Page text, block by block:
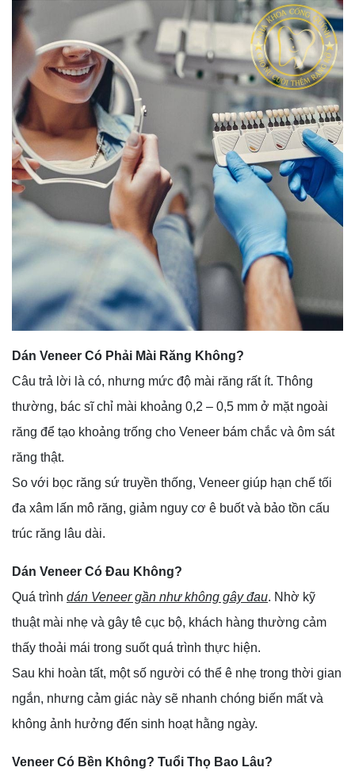
Dán Veneer Có Phải Mài Răng Không?
Câu trả lời là có, nhưng mức độ mài răng rất ít. Thông
thường, bác sĩ chỉ mài khoảng 0,2 – 0,5 mm ở mặt ngoài
răng để tạo khoảng trống cho Veneer bám chắc và ôm sát
răng thật.
So với bọc răng sứ truyền thống, Veneer giúp hạn chế tối
đa xâm lấn mô răng, giảm nguy cơ ê buốt và bảo tồn cấu
trúc răng lâu dài.
Dán Veneer Có Đau Không?
Quá trình dán Veneer gần như không gây đau. Nhờ kỹ
thuật mài nhẹ và gây tê cục bộ, khách hàng thường cảm
thấy thoải mái trong suốt quá trình thực hiện.
Sau khi hoàn tất, một số người có thể ê nhẹ trong thời gian
ngắn, nhưng cảm giác này sẽ nhanh chóng biến mất và
không ảnh hưởng đến sinh hoạt hằng ngày.
Veneer Có Bền Không? Tuổi Thọ Bao Lâu?